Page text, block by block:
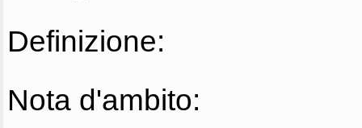
Definizione:
Nota d'ambito: